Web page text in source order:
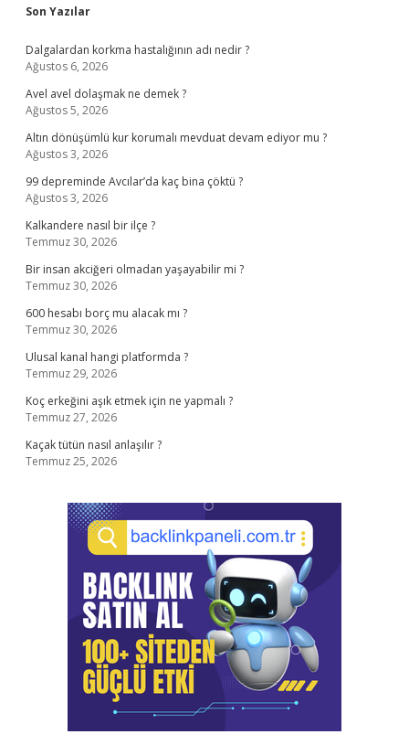
Sidebar
Son Yazılar
Dalgalardan korkma hastalığının adı nedir ?
Ağustos 6, 2026
Avel avel dolaşmak ne demek ?
Ağustos 5, 2026
Altın dönüşümlü kur korumalı mevduat devam ediyor mu ?
Ağustos 3, 2026
99 depreminde Avcılar’da kaç bina çöktü ?
Ağustos 3, 2026
Kalkandere nasıl bir ilçe ?
Temmuz 30, 2026
Bir insan akciğeri olmadan yaşayabilir mi ?
Temmuz 30, 2026
600 hesabı borç mu alacak mı ?
Temmuz 30, 2026
Ulusal kanal hangi platformda ?
Temmuz 29, 2026
Koç erkeğini aşık etmek için ne yapmalı ?
Temmuz 27, 2026
Kaçak tütün nasıl anlaşılır ?
Temmuz 25, 2026